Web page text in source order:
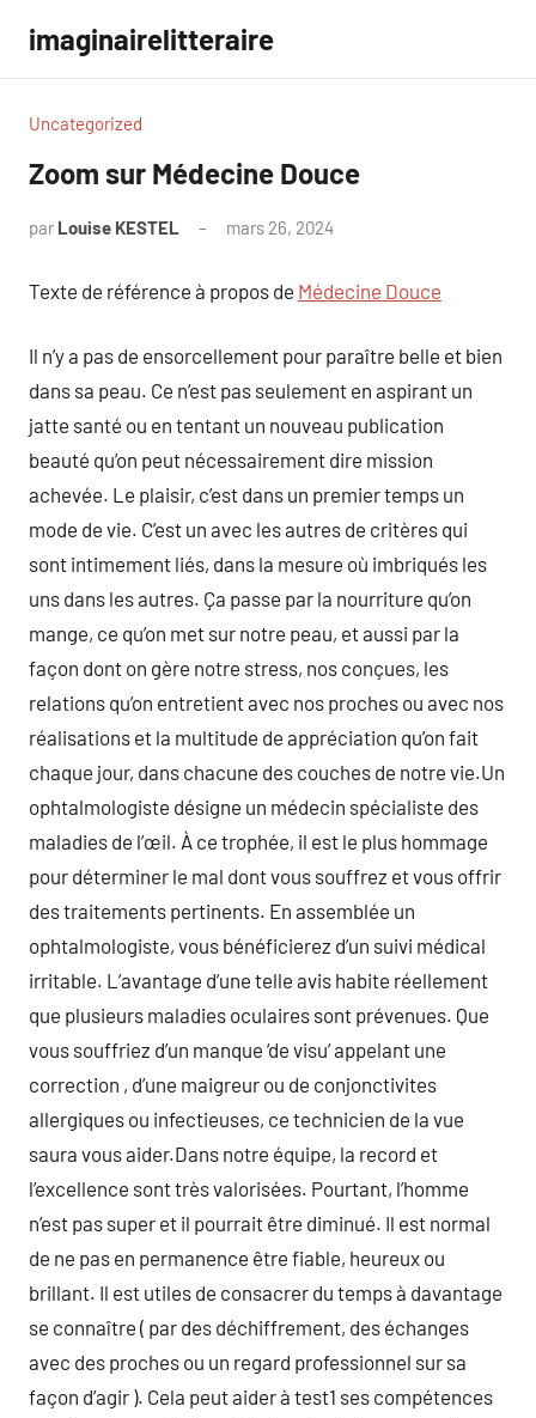
contenu
imaginairelitteraire
Uncategorized
Zoom sur Médecine Douce
par Louise KESTEL mars 26, 2024
Texte de référence à propos de Médecine Douce
Il n’y a pas de ensorcellement pour paraître belle et bien
dans sa peau. Ce n’est pas seulement en aspirant un
jatte santé ou en tentant un nouveau publication
beauté qu’on peut nécessairement dire mission
achevée. Le plaisir, c’est dans un premier temps un
mode de vie. C’est un avec les autres de critères qui
sont intimement liés, dans la mesure où imbriqués les
uns dans les autres. Ça passe par la nourriture qu’on
mange, ce qu’on met sur notre peau, et aussi par la
façon dont on gère notre stress, nos conçues, les
relations qu’on entretient avec nos proches ou avec nos
réalisations et la multitude de appréciation qu’on fait
chaque jour, dans chacune des couches de notre vie.Un
ophtalmologiste désigne un médecin spécialiste des
maladies de l’œil. À ce trophée, il est le plus hommage
pour déterminer le mal dont vous souffrez et vous offrir
des traitements pertinents. En assemblée un
ophtalmologiste, vous bénéficierez d’un suivi médical
irritable. L’avantage d’une telle avis habite réellement
que plusieurs maladies oculaires sont prévenues. Que
vous souffriez d’un manque ‘de visu’ appelant une
correction , d’une maigreur ou de conjonctivites
allergiques ou infectieuses, ce technicien de la vue
saura vous aider.Dans notre équipe, la record et
l’excellence sont très valorisées. Pourtant, l’homme
n’est pas super et il pourrait être diminué. Il est normal
de ne pas en permanence être fiable, heureux ou
brillant. Il est utiles de consacrer du temps à davantage
se connaître ( par des déchiffrement, des échanges
avec des proches ou un regard professionnel sur sa
façon d’agir ). Cela peut aider à test1 ses compétences